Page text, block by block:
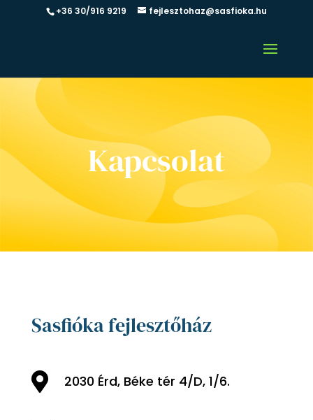
+36 30/916 9219 fejlesztohaz@sasfioka.hu
Kapcsolat
Sasfióka fejlesztőház
 2030 Érd, Béke tér 4/D, 1/6.